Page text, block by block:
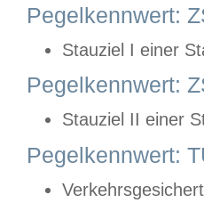
Pegelkennwert:
Stauziel I einer
Pegelkennwert:
Stauziel II einer
Pegelkennwert: